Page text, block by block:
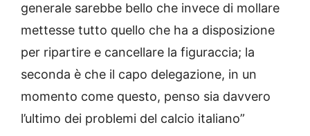
generale sarebbe bello che invece di mollare
mettesse tutto quello che ha a disposizione
per ripartire e cancellare la figuraccia; la
seconda è che il capo delegazione, in un
momento come questo, penso sia davvero
l’ultimo dei problemi del calcio italiano”